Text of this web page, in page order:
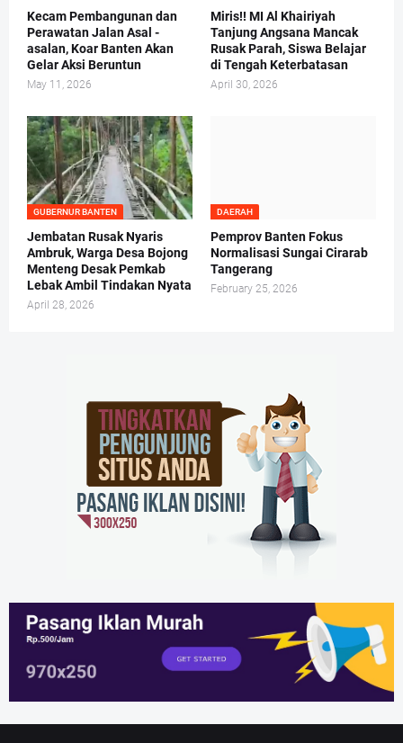
Kecam Pembangunan dan
Perawatan Jalan Asal -
asalan, Koar Banten Akan
Gelar Aksi Beruntun
May 11, 2026
Miris!! MI Al Khairiyah
Tanjung Angsana Mancak
Rusak Parah, Siswa Belajar
di Tengah Keterbatasan
April 30, 2026
GUBERNUR BANTEN
Jembatan Rusak Nyaris
Ambruk, Warga Desa Bojong
Menteng Desak Pemkab
Lebak Ambil Tindakan Nyata
April 28, 2026
DAERAH
Pemprov Banten Fokus
Normalisasi Sungai Cirarab
Tangerang
February 25, 2026